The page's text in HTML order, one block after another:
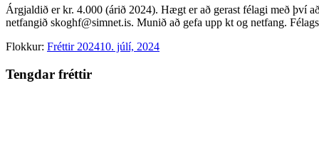
Árgjaldið er kr. 4.000 (árið 2024). Hægt er að gerast félagi með því
netfangið skoghf@simnet.is. Munið að gefa upp kt og netfang.
Flokkur: Fréttir 202410. júlí, 2024
Tengdar fréttir